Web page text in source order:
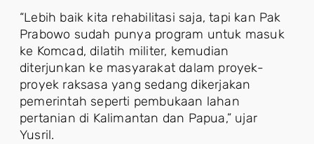
“Lebih baik kita rehabilitasi saja, tapi kan Pak
Prabowo sudah punya program untuk masuk
ke Komcad, dilatih militer, kemudian
diterjunkan ke masyarakat dalam proyek-
proyek raksasa yang sedang dikerjakan
pemerintah seperti pembukaan lahan
pertanian di Kalimantan dan Papua,” ujar
Yusril.